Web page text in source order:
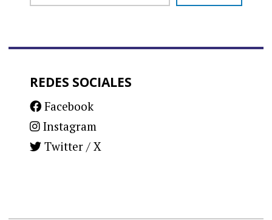
REDES SOCIALES
Facebook
Instagram
Twitter / X